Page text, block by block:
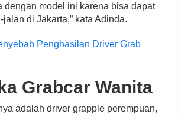
dengan model ini karena bisa dapat
di Jakarta,” kata Adinda.
Penghasilan Driver Grab
Grabcar Wanita
adalah driver grapple perempuan,